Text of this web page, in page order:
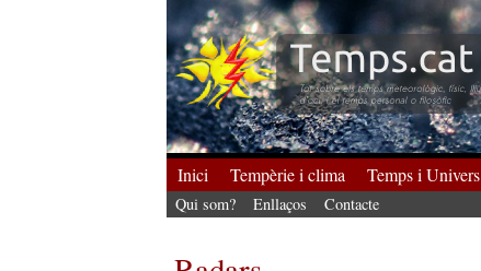
Inici Tempèrie i clima Temps i Univers
Qui som? Enllaços Contacte